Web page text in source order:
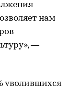
нам
—
уволившихся